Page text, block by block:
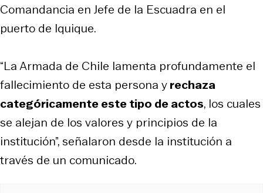
Comandancia en Jefe de la Escuadra en el
puerto de Iquique.
“La Armada de Chile lamenta profundamente el
fallecimiento de esta persona yrechaza
categóricamente este tipo de actos, los cuales
se alejan de los valores y principios de la
institución”, señalaron desde la institución a
través de un comunicado.